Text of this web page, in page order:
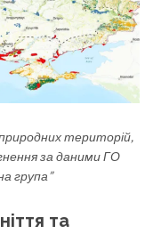
територій,
за даними ГО
група”
та